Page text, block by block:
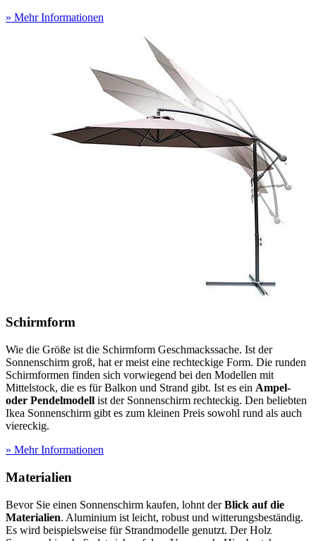
» Mehr Informationen
Schirmform
Wie die Größe ist die Schirmform Geschmackssache. Ist der
Sonnenschirm groß, hat er meist eine rechteckige Form. Die runden
Schirmformen finden sich vorwiegend bei den Modellen mit
Mittelstock, die es für Balkon und Strand gibt. Ist es ein Ampel-
oder Pendelmodell ist der Sonnenschirm rechteckig. Den beliebten
Ikea Sonnenschirm gibt es zum kleinen Preis sowohl rund als auch
viereckig.
» Mehr Informationen
Materialien
Bevor Sie einen Sonnenschirm kaufen, lohnt derBlick auf die
Materialien. Aluminium ist leicht, robust und witterungsbeständig.
Es wird beispielsweise für Strandmodelle genutzt. Der Holz